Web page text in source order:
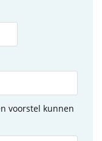
voorstel kunnen